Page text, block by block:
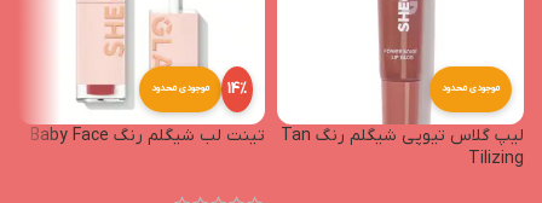
موجودی محدود
لیپ گلاس تیوپی شیگلم رنگ Tan
Tilizing
موجودی محدود 14%
تینت لب شیگلم رنگ Baby Face